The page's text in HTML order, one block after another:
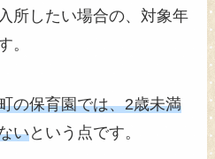
所したい場合の、対象年
。
の保育園では、2歳未満
いという点です。